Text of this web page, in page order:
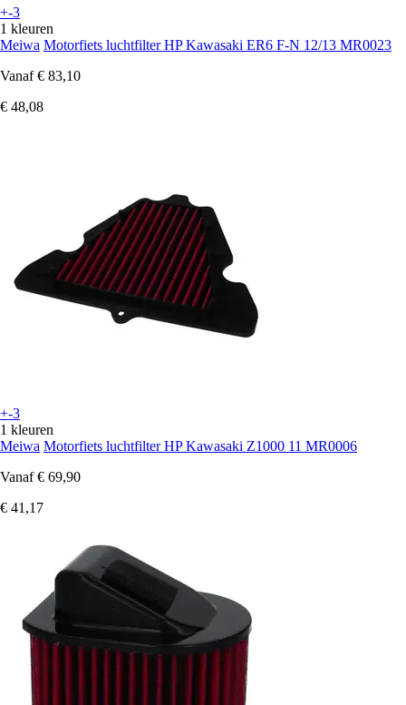
+-3
1 kleuren
Meiwa Motorfiets luchtfilter HP Kawasaki ER6 F-N 12/13 MR0023
Vanaf € 83,10
€ 48,08
+-3
1 kleuren
Meiwa Motorfiets luchtfilter HP Kawasaki Z1000 11 MR0006
Vanaf € 69,90
€ 41,17